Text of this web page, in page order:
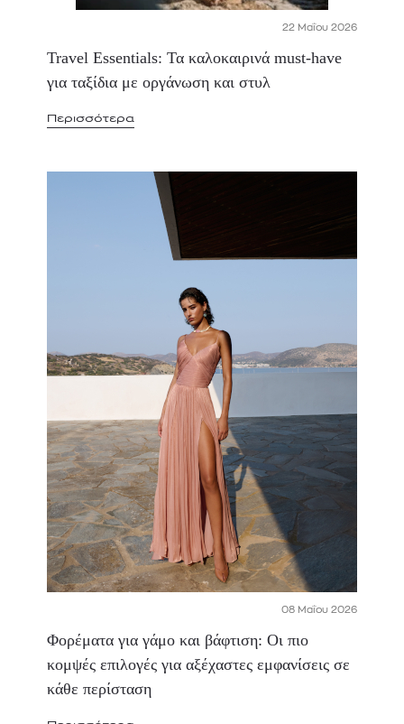
22 Μαΐου 2026
Travel Essentials: Τα καλοκαιρινά must-have
για ταξίδια με οργάνωση και στυλ
Περισσότερα
08 Μαΐου 2026
Φορέματα για γάμο και βάφτιση: Οι πιο
κομψές επιλογές για αξέχαστες εμφανίσεις σε
κάθε περίσταση